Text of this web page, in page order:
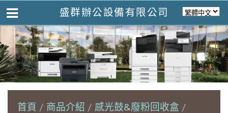
盛群辦公設備有限公司
首頁 商品介紹
感光鼓&廢粉回收盒